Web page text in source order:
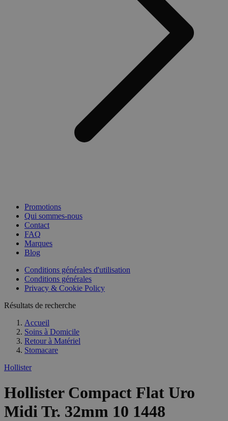
Promotions
Qui sommes-nous
Contact
FAQ
Marques
Blog
Conditions générales d'utilisation
Conditions générales
Privacy & Cookie Policy
Résultats de recherche
Accueil
Soins à Domicile
Retour à Matériel
Stomacare
Hollister
Hollister Compact Flat Uro
Midi Tr. 32mm 10 1448